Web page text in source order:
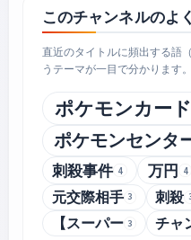
このチャンネルのよ
直近のタイトルに頻出する語
うテーマが一目で分かります。
ポケモンカード
ポケモンセンタ
刺殺事件 4 万円 4
元交際相手 3 刺殺
【スーパー 3 チャ